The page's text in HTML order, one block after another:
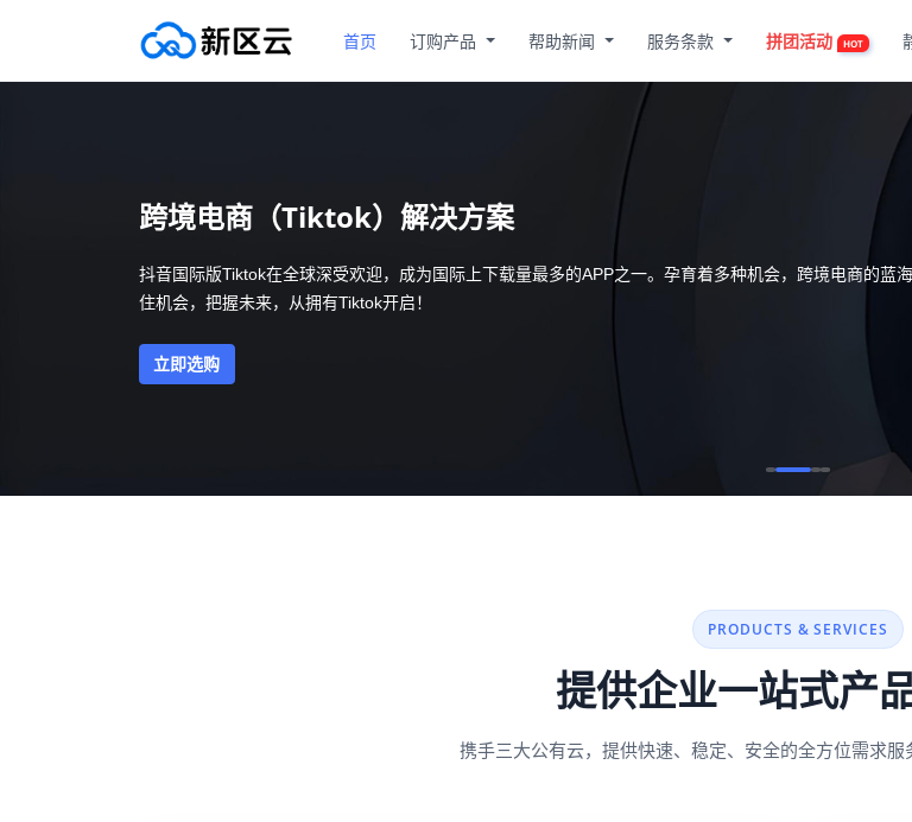
首页 订购产品 帮助新闻 服务条款 拼团活动 HOT
跨境电商（Tiktok）解决方案
抖音国际版Tiktok在全球深受欢迎，成为国际上下载量最多的APP之一。孕育着多种机会，跨境电商的蓝
住机会，把握未来，从拥有Tiktok开启！
立即选购
PRODUCTS & SERVICES
提供企业一站式产
携手三大公有云，提供快速、稳定、安全的全方位需求